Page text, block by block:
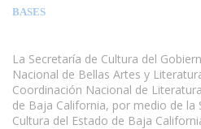
BASES
La Secretaría de Cultura del
Nacional de Bellas Artes y
Coordinación Nacional de
de Baja California, por medio de la
Cultura del Estado de Baja